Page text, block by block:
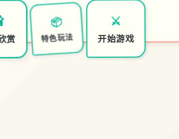
赏
📦
特色玩法
⚔️
开始游戏